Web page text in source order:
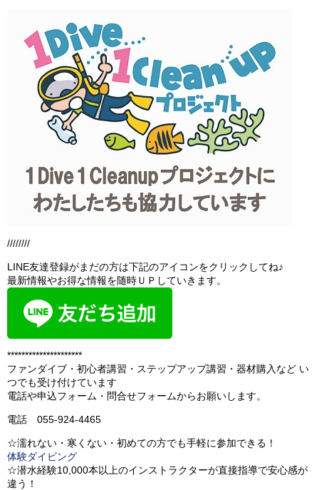
////////
LINE友達登録がまだの方は下記のアイコンをクリックしてね♪
最新情報やお得な情報を随時ＵＰしていきます。
*********************
ファンダイブ・初心者講習・ステップアップ講習・器材購入など い
つでも受け付けています
電話や申込フォーム・問合せフォームからお願いします。
電話 055-924-4465
☆濡れない・寒くない・初めての方でも手軽に参加できる！
体験ダイビング
☆潜水経験10,000本以上のインストラクターが直接指導で安心感が
違う！